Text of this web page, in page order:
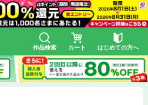
作品検索 カート はじめての方へ